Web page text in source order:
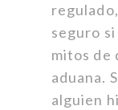
seguro
mitos de
aduana.
alguien